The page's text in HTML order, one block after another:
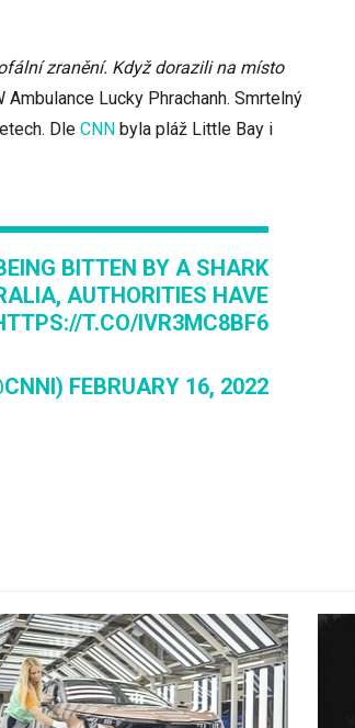
zranění. Když dorazili na místo
Ambulance Lucky Phrachanh. Smrtelný
Dle CNN byla pláž Little Bay i
BITTEN BY A SHARK
AUTHORITIES HAVE
T.CO/IVR3MC8BF6
FEBRUARY 16, 2022